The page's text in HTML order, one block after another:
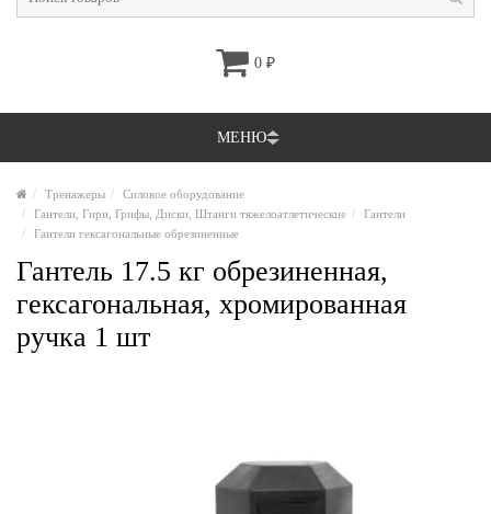
0 ₽
МЕНЮ
Тренажеры
Силовое оборудование
Гантели, Гири, Грифы, Диски, Штанги тяжелоатлетические
Гантели
Гантели гексагональные обрезиненные
Гантель 17.5 кг обрезиненная,
гексагональная, хромированная
ручка 1 шт